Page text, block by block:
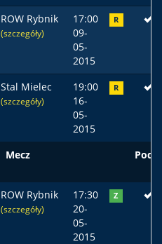
ROW Rybnik
(szczegóły)
17:00
09-
05-
2015
R
Stal Mielec
(szczegóły)
19:00
16-
05-
2015
R
Mecz Podst
ROW Rybnik
(szczegóły)
17:30
20-
05-
2015
Z